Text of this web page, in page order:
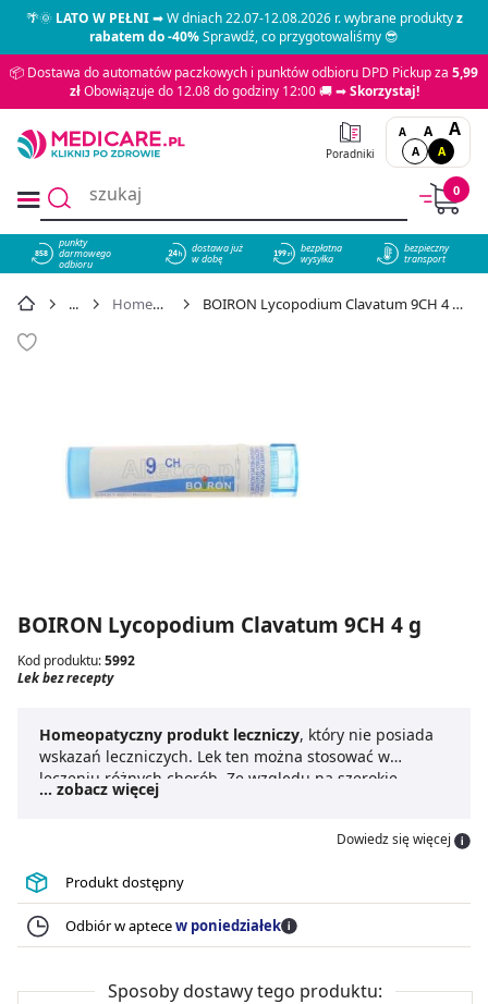
🌴🌞LATO W PEŁNI➡ W dniach 22.07-12.08.2026 r. wybrane produktyz
rabatem do -40%Sprawdź, co przygotowaliśmy 😎
📦 Dostawa do automatów paczkowych i punktów odbioru DPD Pickup za 5,99
złObowiązuje do 12.08 do godziny 12:00 🚚 ➡Skorzystaj!
Poradniki
A A A
A A
0
858
punkty
darmowego
odbioru
dostawa już
w dobę
bezpłatna
wysyłka
bezpieczny
transport
Homeopatia BOIRON Lycopodium Clavatum 9CH 4 g - cena 14,99 zł
BOIRON Lycopodium Clavatum 9CH 4 g
Kod produktu:5992
Lek bez recepty
Homeopatyczny produkt leczniczy, który nie posiada
wskazań leczniczych. Lek ten można stosować w
leczeniu różnych chorób. Ze względu na szerokie
zastosowanie do leku nie dodaje się ulotki, ani
... zobacz więcej
Dowiedz się więcej
Produkt dostępny
Odbiór w aptecew poniedziałek
Sposoby dostawy tego produktu: